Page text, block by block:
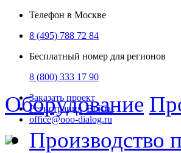
Телефон в Москве
8 (495) 788 72 84
Бесплатный номер для регионов
8 (800) 333 17 90
Заказать проект
Регистрация Войти
office@ooo-dialog.ru
Оборудование
Производство